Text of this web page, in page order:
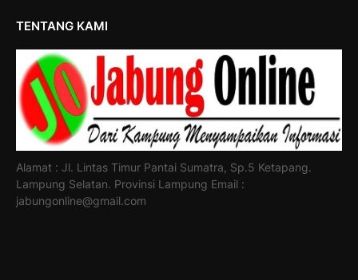
TENTANG KAMI
Alamat : Jl. Lintas Timur Pantai Sumatra, Sp.5 Ketapang.
Lampung Selatan. Provinsi Lampung Email :
jabungonline@gmail.com